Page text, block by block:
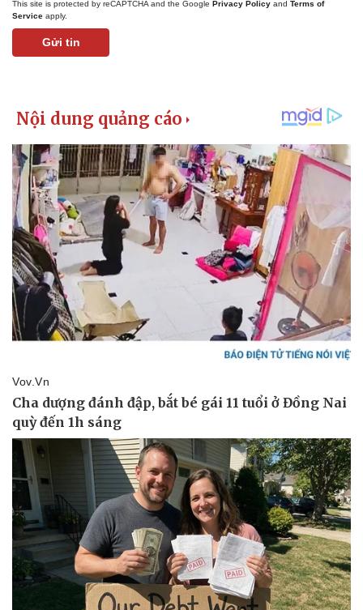
Thể thao
Bóng đá
Lịch thi đấu bóng đá
Thế giới thể thao
eSports
Hậu trường
Ô tô
Xe máy
Tư vấn
This site is protected by reCAPTCHA and the Google Privacy Policy and Terms of
Service apply.
Gửi tin